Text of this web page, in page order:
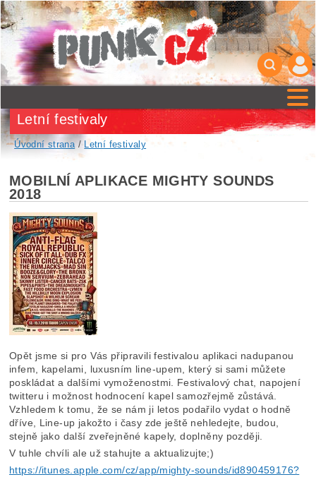
Letní festivaly
Úvodní strana/ Letní festivaly
MOBILNÍ APLIKACE MIGHTY SOUNDS
2018
Opět jsme si pro Vás připravili festivalou aplikaci nadupanou
infem, kapelami, luxusním line-upem, který si sami můžete
poskládat a dalšími vymoženostmi. Festivalový chat, napojení
twitteru i možnost hodnocení kapel samozřejmě zůstává.
Vzhledem k tomu, že se nám ji letos podařilo vydat o hodně
dříve, Line-up jakožto i časy zde ještě nehledejte, budou,
stejně jako další zveřejněné kapely, doplněny později.
V tuhle chvíli ale už stahujte a aktualizujte;)
https://itunes.apple.com/cz/app/mighty-sounds/id890459176?